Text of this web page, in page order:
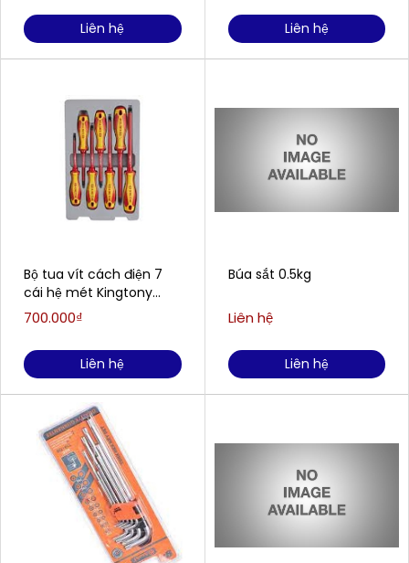
Liên hệ
Bộ tua vít cách điện 7
cái hệ mét Kingtony
30617MR
700.000₫
Liên hệ
Liên hệ
Búa sắt 0.5kg
Liên hệ
Liên hệ